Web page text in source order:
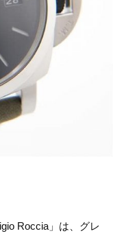
Roccia」は、グレ